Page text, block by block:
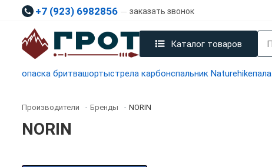
+7 (923) 6982856 заказать звонок
Каталог товаров
опаска бритвашортыстрела карбонспальник Naturehike
Производители - Бренды - NORIN
NORIN